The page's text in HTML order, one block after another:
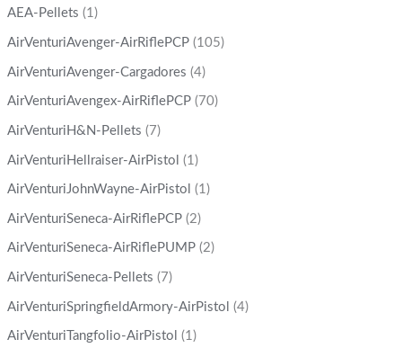
AEA-Pellets (1)
AirVenturiAvenger-AirRiflePCP (105)
AirVenturiAvenger-Cargadores (4)
AirVenturiAvengex-AirRiflePCP (70)
AirVenturiH&N-Pellets (7)
AirVenturiHellraiser-AirPistol (1)
AirVenturiJohnWayne-AirPistol (1)
AirVenturiSeneca-AirRiflePCP (2)
AirVenturiSeneca-AirRiflePUMP (2)
AirVenturiSeneca-Pellets (7)
AirVenturiSpringfieldArmory-AirPistol (4)
AirVenturiTangfolio-AirPistol (1)